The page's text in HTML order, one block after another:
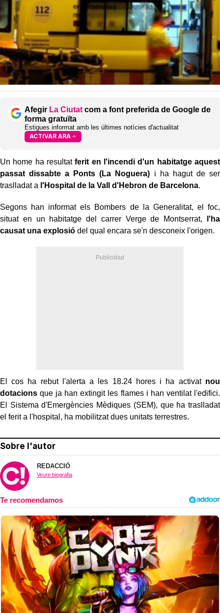
Afegir La Ciutat com a font preferida de Google de
forma gratuïta
Estigues informat amb les últimes notícies d'actualitat
ACTIVAR ARA
Un home ha resultatferit en l'incendi d'un habitatge aquest
passat dissabte a Ponts (La Noguera) i ha hagut de ser
traslladat a l'Hospital de la Vall d'Hebron de Barcelona.
Segons han informat els Bombers de la Generalitat, el foc,
situat en un habitatge del carrer Verge de Montserrat, l'ha
causat una explosió del qual encara se'n desconeix l'origen.
El cos ha rebut l'alerta a les 18.24 hores i ha activat nou
dotacions que ja han extingit les flames i han ventilat l'edifici.
El Sistema d'Emergències Mèdiques (SEM), que ha traslladat
el ferit a l'hospital, ha mobilitzat dues unitats terrestres.
Sobre l'autor
REDACCIÓ
Veure biografia